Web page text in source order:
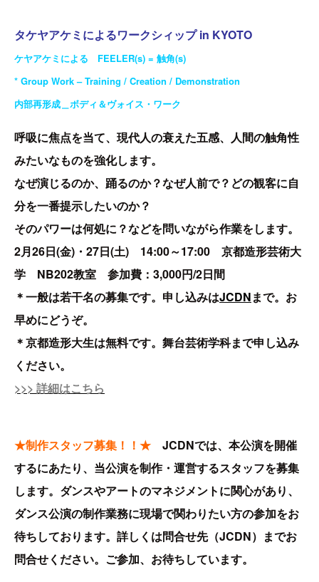
タケヤアケミによるワークシィップ in KYOTO
ケヤアケミによる FEELER(s) = 触角(s)
* Group Work – Training / Creation / Demonstration
内部再形成＿ボディ＆ヴォイス・ワーク
呼吸に焦点を当て、現代人の衰えた五感、人間の触角性
みたいなものを強化します。
なぜ演じるのか、踊るのか？なぜ人前で？どの観客に自
分を一番提示したいのか？
そのパワーは何処に？などを問いながら作業をします。
2月26日(金)・27日(土) 14:00～17:00 京都造形芸術大
学 NB202教室 参加費： 3,000円/2日間
＊一般は若干名の募集です。申し込みはJCDNまで。お
早めにどうぞ。
＊京都造形大生は無料です。舞台芸術学科まで申し込み
ください。
>>> 詳細はこちら
★制作スタッフ募集！！★
JCDNでは、本公演を開催
するにあたり、当公演を制作・運営するスタッフを募集
します。ダンスやアートのマネジメントに関心があり、
ダンス公演の制作業務に現場で関わりたい方の参加をお
待ちしております。詳しくは問合せ先（JCDN）までお
問合せください。ご参加、お待ちしています。